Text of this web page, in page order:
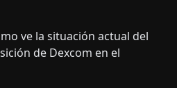
ve la situación actual del
de Dexcom en el